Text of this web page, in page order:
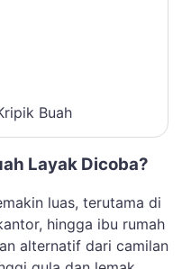
Buah
Layak Dicoba?
luas, terutama di
hingga ibu rumah
alternatif dari camilan